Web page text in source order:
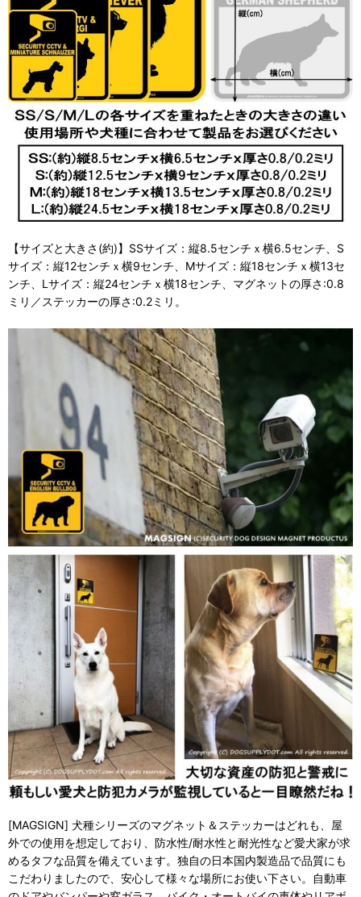
【サイズと大きさ(約)】SSサイズ：縦8.5センチｘ横6.5センチ、S
サイズ：縦12センチｘ横9センチ、Mサイズ：縦18センチｘ横13セ
ンチ、Lサイズ：縦24センチｘ横18センチ、マグネットの厚さ:0.8
ミリ／ステッカーの厚さ:0.2ミリ。
[MAGSIGN] 犬種シリーズのマグネット＆ステッカーはどれも、屋
外での使用を想定しており、防水性/耐水性と耐光性など愛犬家が求
めるタフな品質を備えています。独自の日本国内製造品で品質にも
こだわりましたので、安心して様々な場所にお使い下さい。自動車